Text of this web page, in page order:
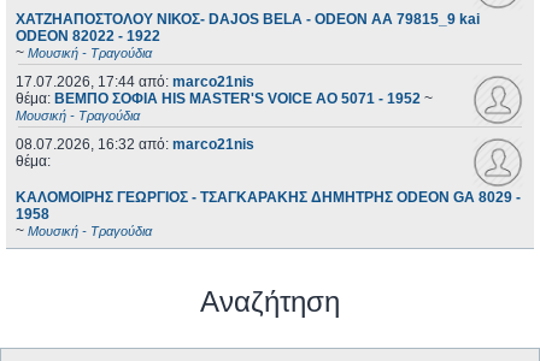
ΧΑΤΖΗΑΠΟΣΤΟΛΟΥ ΝΙΚΟΣ- DAJOS BELA - ODEON AA 79815_9 kai
ODEON 82022 - 1922
~ Μουσική - Τραγούδια
17.07.2026, 17:44 από: marco21nis
θέμα: ΒΕΜΠΟ ΣΟΦΙΑ HIS MASTER'S VOICE AO 5071 - 1952 ~
Μουσική - Τραγούδια
08.07.2026, 16:32 από: marco21nis
θέμα:
ΚΑΛΟΜΟΙΡΗΣ ΓΕΩΡΓΙΟΣ - ΤΣΑΓΚΑΡΑΚΗΣ ΔΗΜΗΤΡΗΣ ODEON GA 8029 -
1958
~ Μουσική - Τραγούδια
Αναζήτηση